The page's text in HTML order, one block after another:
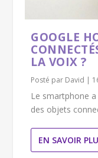
GOOGLE
LA VOIX ?
Posté par David |
Le smartphone
des objets
EN SAVOIR